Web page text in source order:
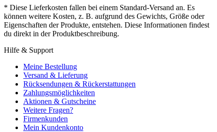
* Diese Lieferkosten fallen bei einem Standard-Versand an. Es
können weitere Kosten, z. B. aufgrund des Gewichts, Größe oder
Eigenschaften der Produkte, entstehen. Diese Informationen findest
du direkt in der Produktbeschreibung.
Hilfe & Support
Meine Bestellung
Versand & Lieferung
Rücksendungen & Rückerstattungen
Zahlungsmöglichkeiten
Aktionen & Gutscheine
Weitere Fragen?
Firmenkunden
Mein Kundenkonto